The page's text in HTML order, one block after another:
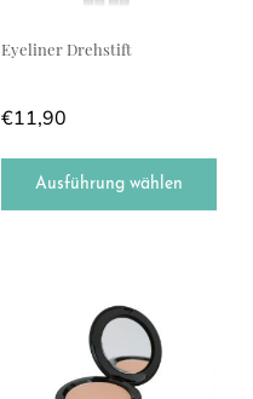
Eyeliner Drehstift
€11,90
Ausführung wählen